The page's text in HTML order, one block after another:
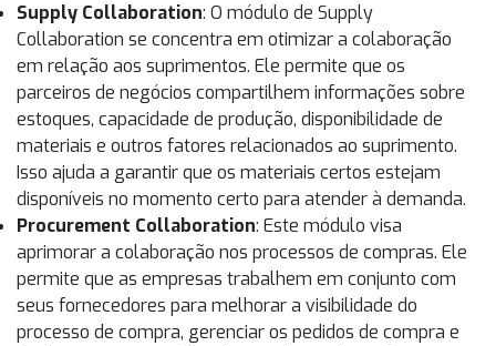
Supply Collaboration: O módulo de Supply
Collaboration se concentra em otimizar a colaboração
em relação aos suprimentos. Ele permite que os
parceiros de negócios compartilhem informações sobre
estoques, capacidade de produção, disponibilidade de
materiais e outros fatores relacionados ao suprimento.
Isso ajuda a garantir que os materiais certos estejam
disponíveis no momento certo para atender à demanda.
Procurement Collaboration: Este módulo visa
aprimorar a colaboração nos processos de compras. Ele
permite que as empresas trabalhem em conjunto com
seus fornecedores para melhorar a visibilidade do
processo de compra, gerenciar os pedidos de compra e